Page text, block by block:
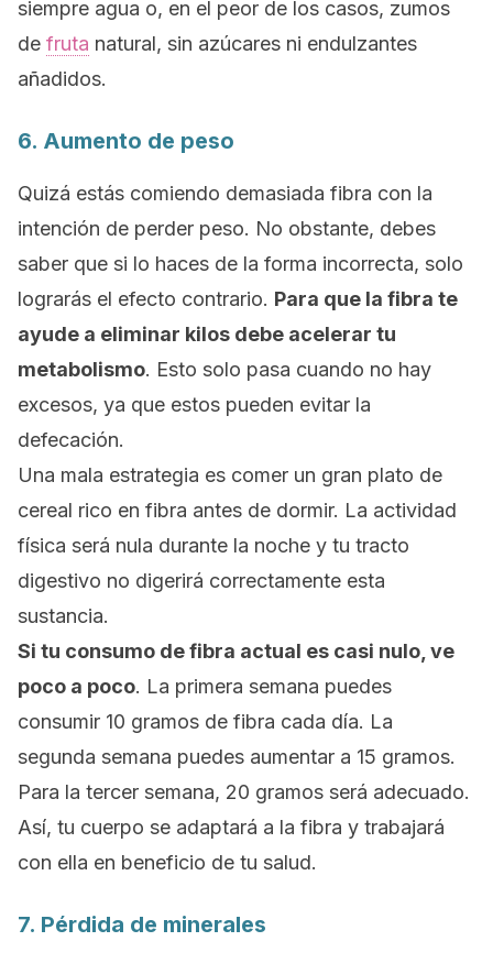
siempre agua o, en el peor de los casos, zumos
de fruta natural, sin azúcares ni endulzantes
añadidos.
6. Aumento de peso
Quizá estás comiendo demasiada fibra con la
intención de perder peso. No obstante, debes
saber que si lo haces de la forma incorrecta, solo
lograrás el efecto contrario. Para que la fibra te
ayude a eliminar kilos debe acelerar tu
metabolismo. Esto solo pasa cuando no hay
excesos, ya que estos pueden evitar la
defecación.
Una mala estrategia es comer un gran plato de
cereal rico en fibra antes de dormir. La actividad
física será nula durante la noche y tu tracto
digestivo no digerirá correctamente esta
sustancia.
Si tu consumo de fibra actual es casi nulo, ve
poco a poco. La primera semana puedes
consumir 10 gramos de fibra cada día. La
segunda semana puedes aumentar a 15 gramos.
Para la tercer semana, 20 gramos será adecuado.
Así, tu cuerpo se adaptará a la fibra y trabajará
con ella en beneficio de tu salud.
7. Pérdida de minerales